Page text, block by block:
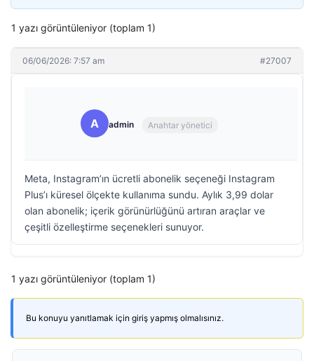
1 yazı görüntüleniyor (toplam 1)
06/06/2026: 7:57 am #27007
A admin Anahtar yönetici
Meta, Instagram’ın ücretli abonelik seçeneği Instagram
Plus’ı küresel ölçekte kullanıma sundu. Aylık 3,99 dolar
olan abonelik; içerik görünürlüğünü artıran araçlar ve
çeşitli özelleştirme seçenekleri sunuyor.
1 yazı görüntüleniyor (toplam 1)
Bu konuyu yanıtlamak için giriş yapmış olmalısınız.